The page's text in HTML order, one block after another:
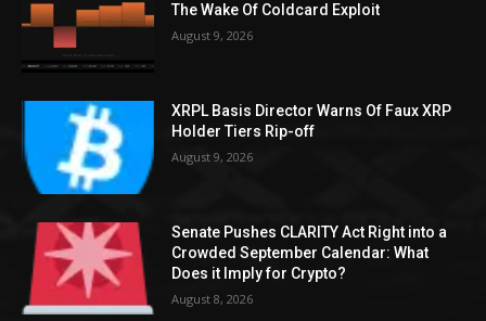
The Wake Of Coldcard Exploit
August 9, 2026
XRPL Basis Director Warns Of Faux XRP
Holder Tiers Rip-off
August 9, 2026
Senate Pushes CLARITY Act Right into a
Crowded September Calendar: What
Does it Imply for Crypto?
August 8, 2026